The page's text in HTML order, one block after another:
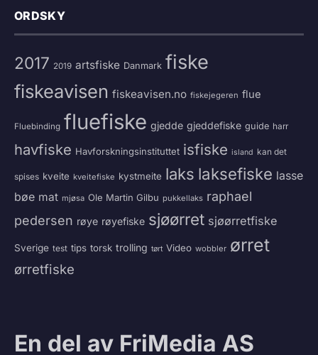
ORDSKY
2017 2019 artsfiske Danmark fiske
fiskeavisen fiskeavisen.no fiskejegeren flue
Fluebinding fluefiske gjedde gjeddefiske guide harr
havfiske Havforskningsinstituttet isfiske island kan det
spises kveite kveitefiske kystmeite laks laksefiske lasse
bøe mat mjøsa Ole Martin Gilbu pukkellaks raphael
pedersen røye røyefiske sjøørret sjøørretfiske
Sverige test tips torsk trolling tørt Video wobbler ørret
ørretfiske
En del av FriMedia AS